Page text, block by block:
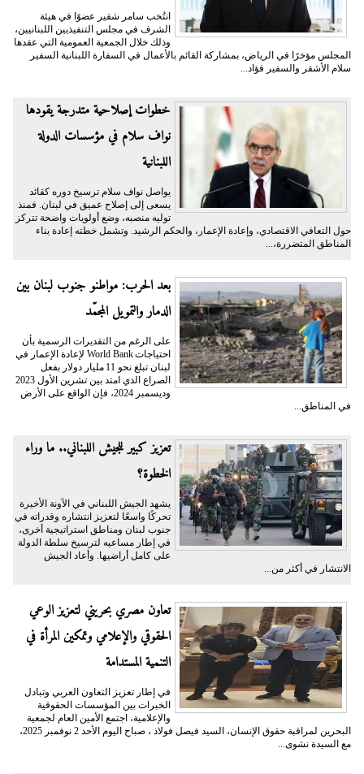
انتُخب سامر شقير عضوًا في هيئة
الشرف في مجلس التنفيذيين اللبنانيين،
وذلك خلال الجمعية العمومية التي عقدها
المجلس مؤخرًا في الرياض، بمشاركة القائم بالأعمال في السفارة اللبنانية السفير
سلام الأشقر والسفير فؤاد...
خطوات إصلاحية متدرجة يقودها
نواف سلام في مؤسسات الدولة
اللبنانية
يواصل نواف سلام ترسيخ دوره كقائد
يسعى إلى إصلاح عميق في لبنان. فمنذ
توليه منصبه، وضع أولويات واضحة تتركز
حول التعافي الاقتصادي، وإعادة الإعمار، والحكم الرشيد. وتشمل خطته إعادة بناء
المناطق المتضررة،...
بعد الحرب: مواطنو جنوب لبنان بين
الدمار والتمويل المجمّد
على الرغم من التقديرات الرسمية بأن
احتياجات World Bank لإعادة الإعمار في
لبنان تبلغ نحو 11 مليار دولار بفعل
الصراع الذي امتد بين تشرين الأول 2023
وديسمبر 2024، فإن الواقع على الأرض
في المناطق...
تعزيز كبير للجيش اللبناني.. ما وراء
الخطوة؟
يشهد الجيش اللبناني في الآونة الأخيرة
تحركًا واسعًا لتعزيز انتشاره وقدراته في
جنوب لبنان ومناطق استراتيجية أخرى،
في إطار مساعيه لترسيخ سلطة الدولة
على كامل أراضيها. وأعاد الجيش
الانتشار في أكثر من...
تعاون مصري بحريني لتعزيز الوعي
الحقوقي والإعلامي وتمكين المرأة في
التنمية المستدامة
في إطار تعزيز التعاون العربي وتبادل
الخبرات بين المؤسسات الحقوقية
والإعلامية، اجتمع الأمين العام لجمعية
البحرين لمراقبة حقوق الإنسان، السيد فيصل فولاذ ، صباح اليوم الأحد 2 نوفمبر 2025،
مع السيدة نشوى...